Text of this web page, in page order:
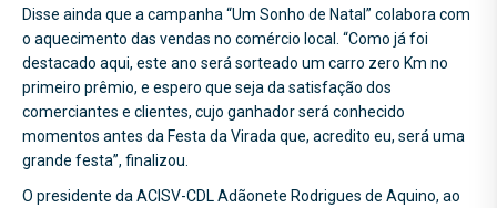
Disse ainda que a campanha “Um Sonho de Natal” colabora com
o aquecimento das vendas no comércio local. “Como já foi
destacado aqui, este ano será sorteado um carro zero Km no
primeiro prêmio, e espero que seja da satisfação dos
comerciantes e clientes, cujo ganhador será conhecido
momentos antes da Festa da Virada que, acredito eu, será uma
grande festa”, finalizou.
O presidente da ACISV-CDL Adãonete Rodrigues de Aquino, ao